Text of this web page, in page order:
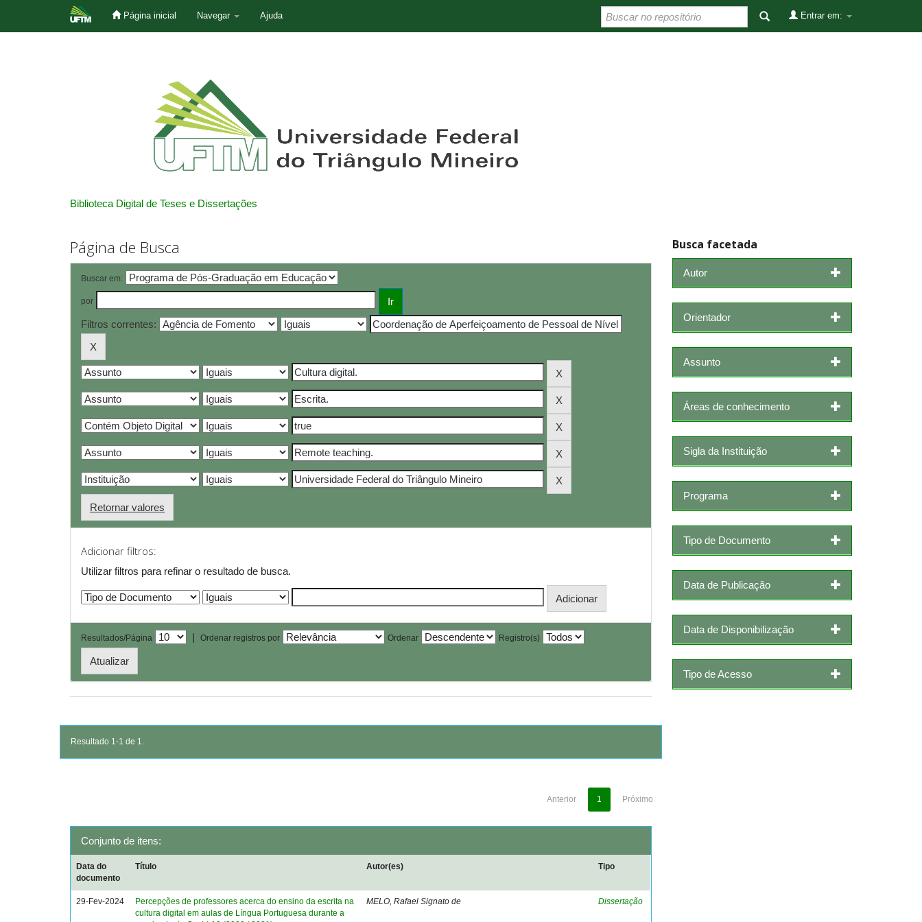
Página inicial Navegar Ajuda Entrar em:
Biblioteca Digital de Teses e Dissertações
Página de Busca
Buscar em:
por
Filtros correntes:
Retornar valores
Adicionar filtros:
Utilizar filtros para refinar o resultado de busca.
Resultados/Página | Ordenar registros por Ordenar Registro(s)
Resultado 1-1 de 1.
Anterior 1 Próximo
Conjunto de itens:
Data do
documento
Título Autor(es) Tipo
29-Fev-2024
Percepções de professores acerca do ensino da escrita na
cultura digital em aulas de Língua Portuguesa durante a
MELO, Rafael Signato de Dissertação
Busca facetada
Autor
Orientador
Assunto
Áreas de conhecimento
Sigla da Instituição
Programa
Tipo de Documento
Data de Publicação
Data de Disponibilização
Tipo de Acesso